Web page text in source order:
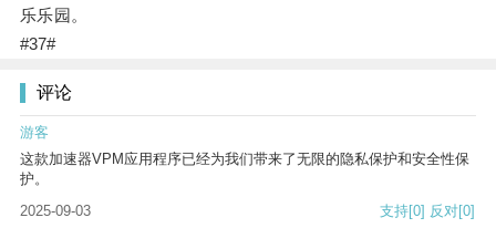
乐乐园。
#37#
评论
游客
这款加速器VPM应用程序已经为我们带来了无限的隐私保护和安全性保
护。
2025-09-03
支持[0] 反对[0]